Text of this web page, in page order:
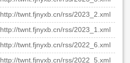
http://twnt.fjnyxb.cn/rss/2023_2.xml
http://twnt.fjnyxb.cn/rss/2023_1.xml
http://twnt.fjnyxb.cn/rss/2022_6.xml
http://twnt.fjnyxb.cn/rss/2022_5.xml